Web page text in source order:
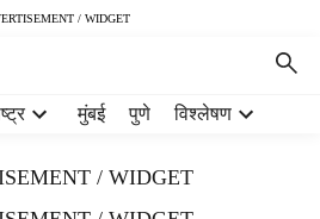
/ WIDGET
मुंबई पुणे विश्लेषण
/ WIDGET